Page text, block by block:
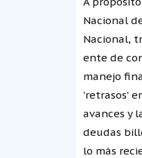
Nacional
Nacional,
ente de
manejo
'retrasos'
avances y
deudas
lo más